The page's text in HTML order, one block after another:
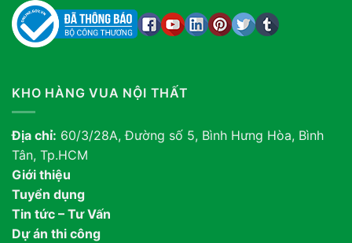
KHO HÀNG VUA NỘI THẤT
Địa chỉ: 60/3/28A, Đường số 5, Bình Hưng Hòa, Bình
Tân, Tp.HCM
Giới thiệu
Tuyển dụng
Tin tức – Tư Vấn
Dự án thi công